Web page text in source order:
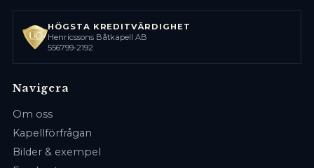
HÖGSTA KREDITVÄRDIGHET
Henricssons Båtkapell AB
556799-2192
Navigera
Om oss
Kapellförfrågan
Bilder & exempel